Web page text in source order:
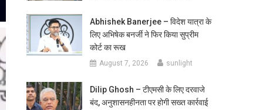
Abhishek Banerjee – विदेश यात्रा के
लिए अभिषेक बनर्जी ने फिर किया सुप्रीम
कोर्ट का रूख
August 7, 2026 sunlight
Dilip Ghosh – टीएमसी के लिए दरवाजे
बंद, अनुशासनहीनता पर होगी सख्त कार्रवाई